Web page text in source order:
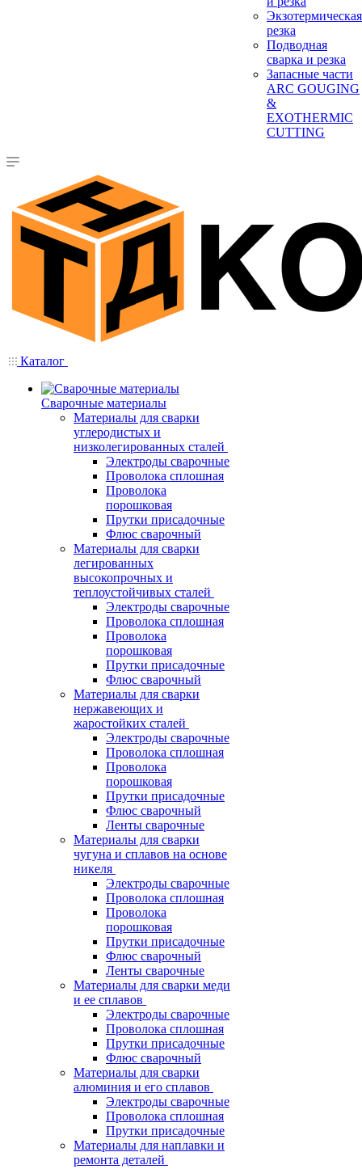
Экзотермическая
резка
Подводная
сварка и резка
Запасные части
ARC GOUGING
&
EXOTHERMIC
CUTTING
Каталог
Сварочные материалы
Материалы для сварки
углеродистых и
низколегированных сталей
Электроды сварочные
Проволока сплошная
Проволока
порошковая
Прутки присадочные
Флюс сварочный
Материалы для сварки
легированных
высокопрочных и
теплоустойчивых сталей
Электроды сварочные
Проволока сплошная
Проволока
порошковая
Прутки присадочные
Флюс сварочный
Материалы для сварки
нержавеющих и
жаростойких сталей
Электроды сварочные
Проволока сплошная
Проволока
порошковая
Прутки присадочные
Флюс сварочный
Ленты сварочные
Материалы для сварки
чугуна и сплавов на основе
никеля
Электроды сварочные
Проволока сплошная
Проволока
порошковая
Прутки присадочные
Флюс сварочный
Ленты сварочные
Материалы для сварки меди
и ее сплавов
Электроды сварочные
Проволока сплошная
Прутки присадочные
Флюс сварочный
Материалы для сварки
алюминия и его сплавов
Электроды сварочные
Проволока сплошная
Прутки присадочные
Материалы для наплавки и
ремонта деталей